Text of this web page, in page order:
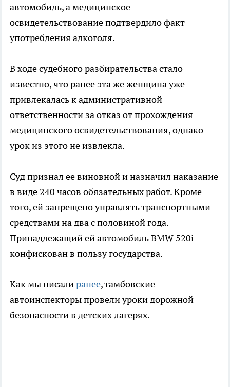
автомобиль, а медицинское
освидетельствование подтвердило факт
употребления алкоголя.
В ходе судебного разбирательства стало
известно, что ранее эта же женщина уже
привлекалась к административной
ответственности за отказ от прохождения
медицинского освидетельствования, однако
урок из этого не извлекла.
Суд признал ее виновной и назначил наказание
в виде 240 часов обязательных работ. Кроме
того, ей запрещено управлять транспортными
средствами на два с половиной года.
Принадлежащий ей автомобиль BMW 520i
конфискован в пользу государства.
Как мы писалиранее, тамбовские
автоинспекторы провели уроки дорожной
безопасности в детских лагерях.